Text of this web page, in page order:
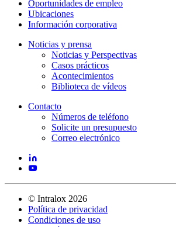
Oportunidades de empleo
Ubicaciones
Información corporativa
Noticias y prensa
Noticias y Perspectivas
Casos prácticos
Acontecimientos
Biblioteca de vídeos
Contacto
Números de teléfono
Solicite un presupuesto
Correo electrónico
© Intralox 2026
Política de privacidad
Condiciones de uso